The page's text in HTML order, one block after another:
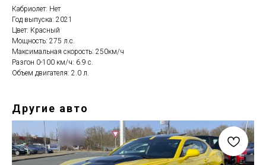
Кабриолет: Нет
Год выпуска: 2021
Цвет: Красный
Мощность: 275 л.с.
Максимальная скорость: 250км/ч
Разгон 0-100 км/ч: 6.9 с.
Объем двигателя: 2.0 л.
Другие авто